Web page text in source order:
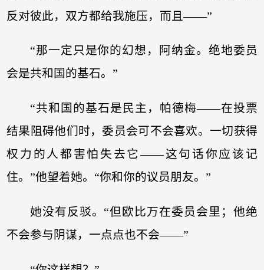
反对彼此，双方都给我施压，而且——”
“那一定只是你的幻想，阿纳金。绝地委员
会是共和国的基石。”
“共和国的基石是民主，帕德梅——在投票
结果阻碍他们时，委员会可不会喜欢。一切获得
权力的人都害怕失去它——这句话你应该记
住。”他望着她。“你和你的议员朋友。”
她没有反驳。“但欧比万在委员会里；他绝
不会参与阴谋，一点点也不会——”